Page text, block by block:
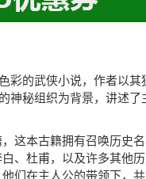
彩的武侠小说，作者以
神秘组织为背景，讲述
这本古籍拥有召唤历史
、杜甫，以及许多其他
们在主人公的带领下，共